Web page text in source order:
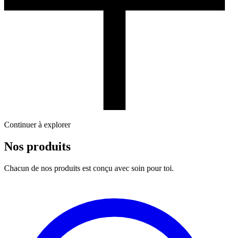
Continuer à explorer
Nos produits
Chacun de nos produits est conçu avec soin pour toi.